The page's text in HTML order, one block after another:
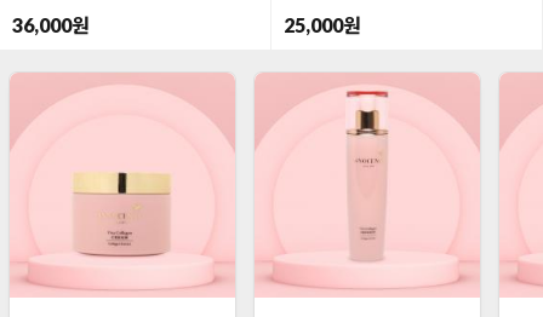
36,000원 25,000원